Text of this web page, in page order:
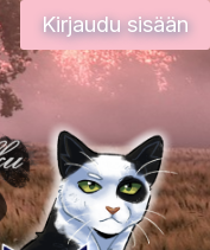
Kirjaudu sisään